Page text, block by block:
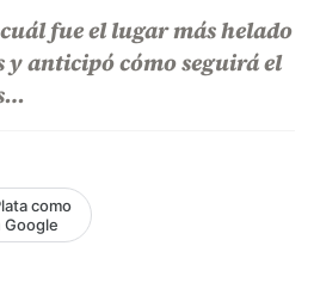
fue el lugar más helado
y anticipó cómo seguirá el
como